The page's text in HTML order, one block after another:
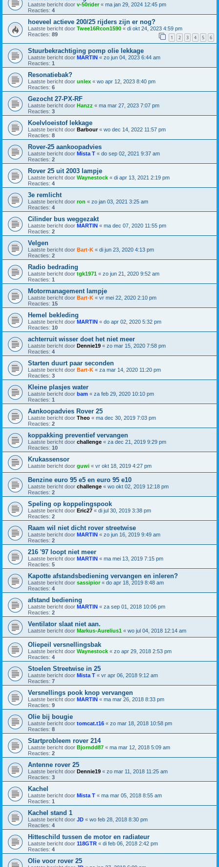
Laatste bericht door v-50rider« ma jan 29, 2024 12:45 pm
Reacties: 4
hoeveel actieve 200/25 rijders zijn er nog?
Laatste bericht door Twee16Rcon1590 « di okt 24, 2023 4:59 pm
Reacties: 89 1 2 3 4 5 6
Stuurbekrachtiging pomp olie lekkage
Laatste bericht door MARTIN « zo jun 04, 2023 6:44 am
Reacties: 1
Resonatiebak?
Laatste bericht door unlex « wo apr 12, 2023 8:40 pm
Reacties: 6
Gezocht 27-PX-RF
Laatste bericht door Hanzz « ma mar 27, 2023 7:07 pm
Reacties: 3
Koelvloeistof lekkage
Laatste bericht door Barbour« wo dec 14, 2022 11:57 pm
Reacties: 8
Rover-25 aankoopadvies
Laatste bericht door Mista T « do sep 02, 2021 9:37 am
Reacties: 2
Rover 25 uit 2003 lampje
Laatste bericht door Waynestock « di apr 13, 2021 2:19 pm
Reacties: 4
3e remlicht
Laatste bericht door ron « zo jan 03, 2021 3:25 am
Reacties: 4
Cilinder bus weggezakt
Laatste bericht door MARTIN « ma dec 07, 2020 11:55 pm
Reacties: 2
Velgen
Laatste bericht door Bart-K « di jun 23, 2020 4:13 pm
Reacties: 2
Radio bedrading
Laatste bericht door tgk1971 « zo jun 21, 2020 9:52 am
Reacties: 1
Motormanagement lampje
Laatste bericht door Bart-K « vr mei 22, 2020 2:10 pm
Reacties: 15
Hemel bekleding
Laatste bericht door MARTIN « do apr 02, 2020 5:32 pm
Reacties: 10
achterruit wisser doet het niet meer
Laatste bericht door Dennie19 « zo mar 15, 2020 7:58 pm
Reacties: 4
Starten duurt paar seconden
Laatste bericht door Bart-K « za mar 14, 2020 11:20 pm
Reacties: 3
Kleine plasjes water
Laatste bericht door bam « za feb 29, 2020 10:10 pm
Reacties: 1
Aankoopadvies Rover 25
Laatste bericht door Theo « ma dec 30, 2019 7:03 pm
Reacties: 2
koppakking preventief vervangen
Laatste bericht door challenge « za dec 21, 2019 9:29 pm
Reacties: 10
Krukassensor
Laatste bericht door guwi « vr okt 18, 2019 4:27 pm
Benzine euro 95 e5 en euro 95 e10
Laatste bericht door challenge « wo okt 02, 2019 12:18 pm
Reacties: 2
Speling op koppelingspook
Laatste bericht door Eric27 « di jul 30, 2019 3:38 pm
Reacties: 2
Raam wil niet dicht rover streetwise
Laatste bericht door MARTIN « zo jun 16, 2019 9:49 am
Reacties: 2
216 '97 loopt niet meer
Laatste bericht door MARTIN « ma mei 13, 2019 7:15 pm
Reacties: 5
Kapotte afstandsbediening vervangen en inleren?
Laatste bericht door sassipior« do apr 18, 2019 8:48 am
Reacties: 4
afstand bediening
Laatste bericht door MARTIN « za sep 01, 2018 10:06 pm
Reacties: 2
Ventilator slaat niet aan.
Laatste bericht door Markus-Aurelius1 « wo jul 04, 2018 12:14 am
Oliepeil versnellingsbak
Laatste bericht door Waynestock « zo apr 29, 2018 2:53 pm
Reacties: 4
Stoelen Streetwise in 25
Laatste bericht door Mista T « vr apr 06, 2018 9:12 am
Reacties: 7
Versnellings pook knop vervangen
Laatste bericht door MARTIN « ma mar 26, 2018 8:33 pm
Reacties: 9
Olie bij bougie
Laatste bericht door tomcat.t16 « zo mar 18, 2018 10:58 pm
Reacties: 8
Startprobleem rover 214
Laatste bericht door Bjorndd87 « ma mar 12, 2018 5:09 am
Reacties: 2
Antenne rover 25
Laatste bericht door Dennie19 « zo mar 11, 2018 11:25 am
Reacties: 3
Kachel
Laatste bericht door Mista T « ma mar 05, 2018 8:55 am
Reacties: 1
Kachel stand 1
Laatste bericht door JD « wo feb 28, 2018 8:30 pm
Reacties: 4
Hitteschild tussen de motor en radiateur
Laatste bericht door 118GTR « di feb 06, 2018 2:42 pm
Reacties: 4
Olie voor rover 25